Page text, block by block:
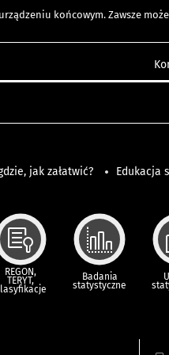
końcowym. Zawsze
jak załatwić? Edukacja
REGON,
TERYT, Badania
statystyczne